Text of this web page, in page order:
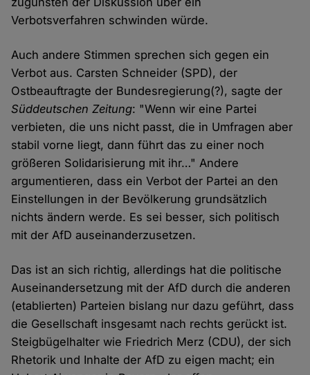
Verbotsverfahren schwinden würde.
Auch andere Stimmen sprechen sich gegen ein
Verbot aus. Carsten Schneider (SPD), der
Ostbeauftragte der Bundesregierung(?), sagte der
Süddeutschen Zeitung: "Wenn wir eine Partei
verbieten, die uns nicht passt, die in Umfragen aber
stabil vorne liegt, dann führt das zu einer noch
größeren Solidarisierung mit ihr…" Andere
argumentieren, dass ein Verbot der Partei an den
Einstellungen in der Bevölkerung grundsätzlich
nichts ändern werde. Es sei besser, sich politisch
mit der AfD auseinanderzusetzen.
Das ist an sich richtig, allerdings hat die politische
Auseinandersetzung mit der AfD durch die anderen
(etablierten) Parteien bislang nur dazu geführt, dass
die Gesellschaft insgesamt nach rechts gerückt ist.
Steigbügelhalter wie Friedrich Merz (CDU), der sich
Rhetorik und Inhalte der AfD zu eigen macht; ein